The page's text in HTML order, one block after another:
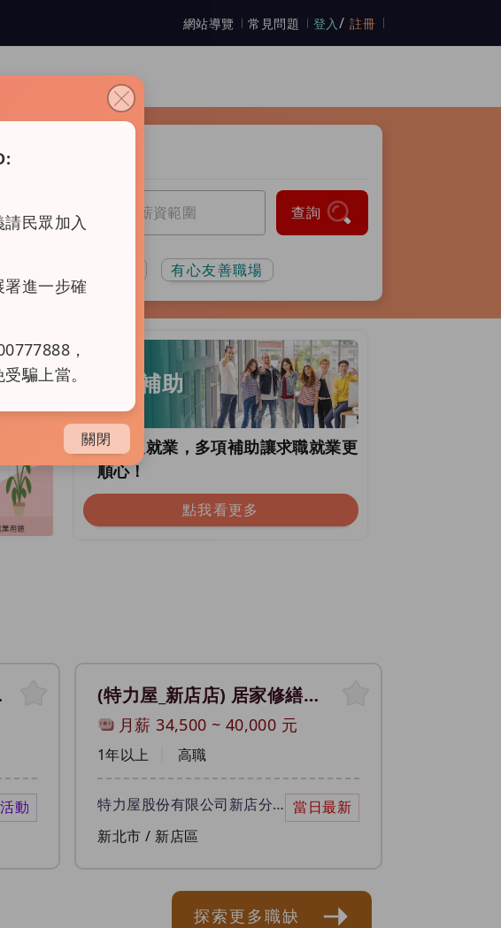
網站導覽 常見問題 登入 / 註冊
查詢
有心友善職場
後一張廣告
勞工補助
政府挺就業，多項補助讓求職就業更
順心！
點我看更多
儲備幹部））
動
(特力屋_新店店) 居家修繕顧問(特力屋管家)，每月享交通津貼、新人前6個月月薪保障40，000元以上)（業務人員）
月薪34,500 ~ 40,000 元
1年以上 高職
特力屋股份有限公司新店分公司 當日最新
新北市 / 新店區
探索更多職缺
民眾加入
進一步確
，
騙上當。
關閉